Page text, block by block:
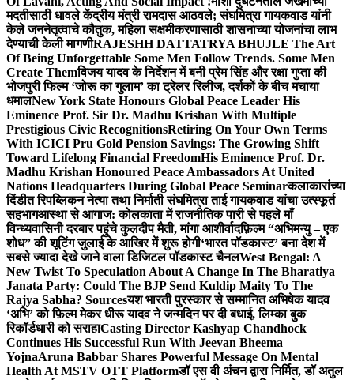
मदतीसाठी धावले केंद्रीय मंत्री रामदास आठवले; संघमित्रा गायकवाड यांनी
केले जननेतृत्वाचे कौतुक, महिला सक्षमीकरणासाठी शासनाच्या योजनांचा लाभ
देण्याची केली मागणीRAJESHH DATTATRYA BHUJLE The Art
Of Being Unforgettable Some Men Follow Trends. Some Men
Create Themविजय यादव के निर्देशन में बनी प्रेम सिंह और रक्षा गुप्ता की
भोजपुरी फिल्म ‘जोरू का गुलाम’ का ट्रेलर रिलीज, दर्शकों के बीच मचाया
धमालNew York State Honours Global Peace Leader His
Eminence Prof. Sir Dr. Madhu Krishan With Multiple
Prestigious Civic RecognitionsRetiring On Your Own Terms
With ICICI Pru Gold Pension Savings: The Growing Shift
Toward Lifelong Financial FreedomHis Eminence Prof. Dr.
Madhu Krishan Honoured Peace Ambassadors At United
Nations Headquarters During Global Peace Seminarकलाकारांच्या
दिंडीत रिपब्लिकन नेत्या तथा निर्माती संघमित्रा ताई गायकवाड यांचा उत्स्फूर्त
सहभागआस्था से आगाज: कोलकाता में राजनीतिक पारी से पहले माँ
विन्ध्यवासिनी दरबार पहुंचे कुलदीप मैती, मांगा आशीर्वादफ़िल्म “अभिमन्यु – एक
शोध” की शूटिंग जुलाई के आखिर में शुरू होगी‘भारत पॉडकास्ट’ बना देश में
सबसे ज्यादा देखे जाने वाला डिजिटल पॉडकास्ट चैनलWest Bengal: A
New Twist To Speculation About A Change In The Bharatiya
Janata Party: Could The BJP Send Kuldip Maity To The
Rajya Sabha? Sourcesयश भारती पुरस्कार से सम्मानित अभिषेक यादव
‘अभि’ को फ़िल्म मेकर धीरू यादव ने जन्मदिन पर दी बधाई, लिम्का बुक
रिकॉर्डधारी को सराहाCasting Director Kashyap Chandhock
Continues His Successful Run With Jeevan Bheema
YojnaAruna Babbar Shares Powerful Message On Mental
Health At MSTV OTT Platformडॉ एस वी अंचन द्वारा निर्मित, डॉ अतुल